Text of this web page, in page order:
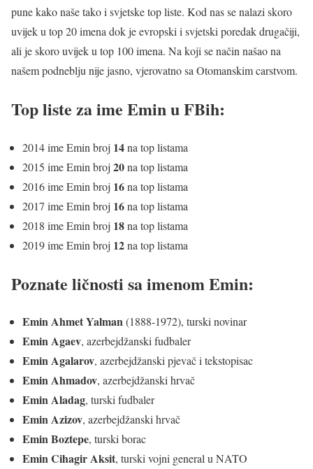
pune kako naše tako i svjetske top liste. Kod nas se nalazi skoro
uvijek u top 20 imena dok je evropski i svjetski poredak drugačiji,
ali je skoro uvijek u top 100 imena. Na koji se način našao na
našem podneblju nije jasno, vjerovatno sa Otomanskim carstvom.
Top liste za ime Emin u FBih:
2014 ime Emin broj 14na top listama
2015 ime Emin broj 20na top listama
2016 ime Emin broj 16na top listama
2017 ime Emin broj 16na top listama
2018 ime Emin broj 18na top listama
2019 ime Emin broj 12na top listama
Poznate ličnosti sa imenom Emin:
Emin Ahmet Yalman(1888-1972), turski novinar
Emin Agaev, azerbejdžanski fudbaler
Emin Agalarov, azerbejdžanski pjevač i tekstopisac
Emin Ahmadov, azerbejdžanski hrvač
Emin Aladag, turski fudbaler
Emin Azizov, azerbejdžanski hrvač
Emin Boztepe, turski borac
Emin Cihagir Aksit, turski vojni general u NATO